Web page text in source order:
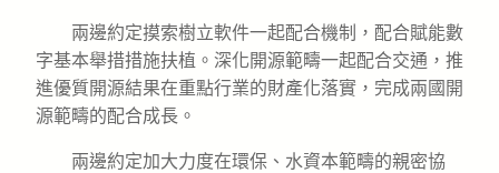
兩邊約定摸索樹立軟件一起配合機制，配合賦能數
字基本舉措措施扶植。深化開源範疇一起配合交通，推
進優質開源結果在重點行業的財產化落實，完成兩國開
源範疇的配合成長。
兩邊約定加大力度在環保、水資本範疇的親密協